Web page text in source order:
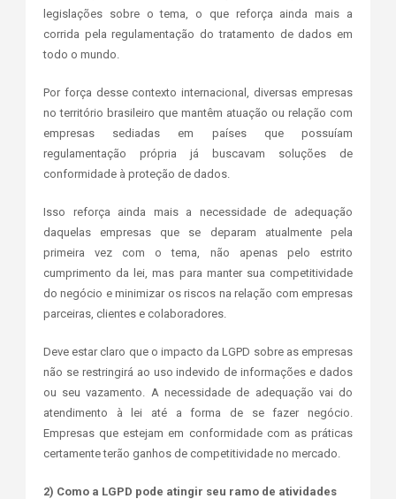
legislações sobre o tema, o que reforça ainda mais a
corrida pela regulamentação do tratamento de dados em
todo o mundo.
Por força desse contexto internacional, diversas empresas
no território brasileiro que mantêm atuação ou relação com
empresas sediadas em países que possuíam
regulamentação própria já buscavam soluções de
conformidade à proteção de dados.
Isso reforça ainda mais a necessidade de adequação
daquelas empresas que se deparam atualmente pela
primeira vez com o tema, não apenas pelo estrito
cumprimento da lei, mas para manter sua competitividade
do negócio e minimizar os riscos na relação com empresas
parceiras, clientes e colaboradores.
Deve estar claro que o impacto da LGPD sobre as empresas
não se restringirá ao uso indevido de informações e dados
ou seu vazamento. A necessidade de adequação vai do
atendimento à lei até a forma de se fazer negócio.
Empresas que estejam em conformidade com as práticas
certamente terão ganhos de competitividade no mercado.
2) Como a LGPD pode atingir seu ramo de atividades